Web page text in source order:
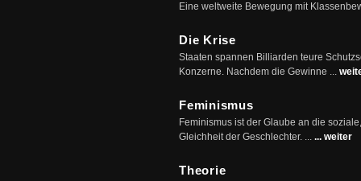
Eine weltweite Bewegung mit
Die Krise
Staaten spannen Billiarden teure
Konzerne. Nachdem die Gewinne ...
Feminismus
Feminismus ist der Glaube an die
Gleichheit der Geschlechter. ... ... weiter
Theorie